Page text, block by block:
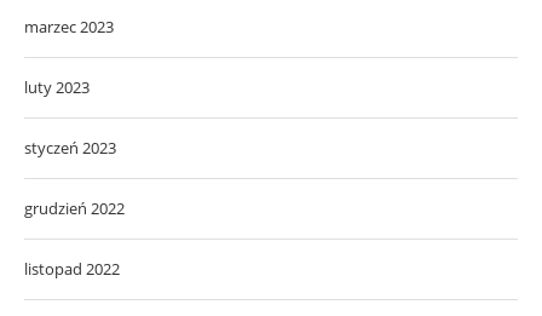
marzec 2023
luty 2023
styczeń 2023
grudzień 2022
listopad 2022